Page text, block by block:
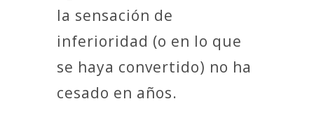
la sensación de
inferioridad (o en lo que
se haya convertido) no ha
cesado en años.